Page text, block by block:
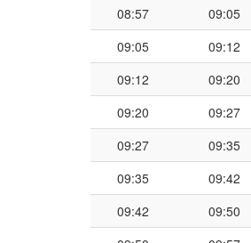
08:57
09:05
09:05
09:12
09:12
09:20
09:20
09:27
09:27
09:35
09:35
09:42
09:42
09:50